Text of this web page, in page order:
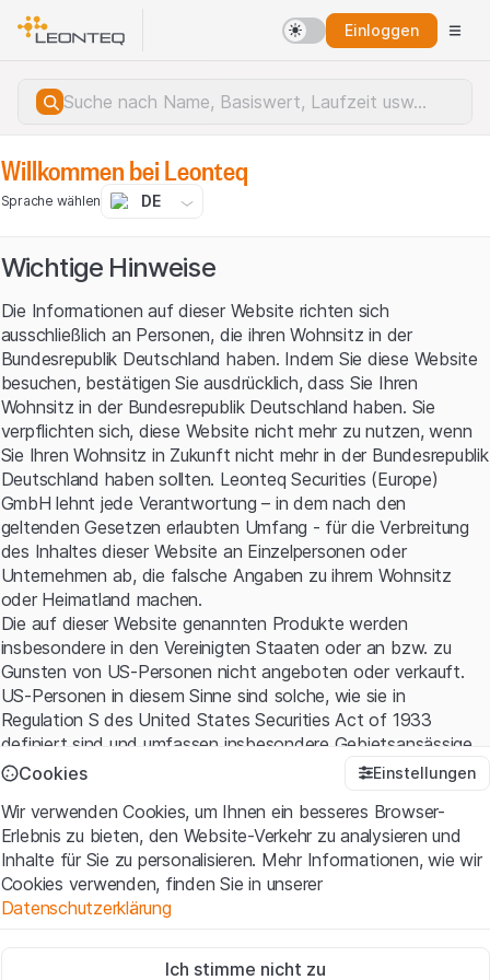
Einloggen
Serverfehler.
Willkommen bei Leonteq
Sprache wählen DE
Wichtige Hinweise
Die Informationen auf dieser Website richten sich
ausschließlich an Personen, die ihren Wohnsitz in der
Bundesrepublik Deutschland haben. Indem Sie diese Website
besuchen, bestätigen Sie ausdrücklich, dass Sie Ihren
Wohnsitz in der Bundesrepublik Deutschland haben. Sie
verpflichten sich, diese Website nicht mehr zu nutzen, wenn
Sie Ihren Wohnsitz in Zukunft nicht mehr in der Bundesrepublik
Deutschland haben sollten. Leonteq Securities (Europe)
GmbH lehnt jede Verantwortung – in dem nach den
geltenden Gesetzen erlaubten Umfang - für die Verbreitung
des Inhaltes dieser Website an Einzelpersonen oder
Unternehmen ab, die falsche Angaben zu ihrem Wohnsitz
oder Heimatland machen.
Die auf dieser Website genannten Produkte werden
insbesondere in den Vereinigten Staaten oder an bzw. zu
Gunsten von US-Personen nicht angeboten oder verkauft.
US-Personen in diesem Sinne sind solche, wie sie in
Regulation S des United States Securities Act of 1933
definiert sind und umfassen insbesondere Gebietsansässige
der Vereinigten Staaten sowie amerikanische Kapital- und
Nutzungsbedingungen und rechtliche Informationen
Mit dem Zugriff auf diese Website erklären Sie, dass Sie die
rechtlichen Informationen und die wichtigen Hinweise und
Nutzungsbedingungen verstanden haben und akzeptieren.
sind, unterlassen Sie bitte den Zugriff auf diese Website.
Cookies Einstellungen
Wir verwenden Cookies, um Ihnen ein besseres Browser-
Erlebnis zu bieten, den Website-Verkehr zu analysieren und
Inhalte für Sie zu personalisieren. Mehr Informationen, wie wir
Cookies verwenden, finden Sie in unserer
Datenschutzerklärung
Diese Cookies sind für die Website erforderlich und können nicht
Ich stimme nicht zu